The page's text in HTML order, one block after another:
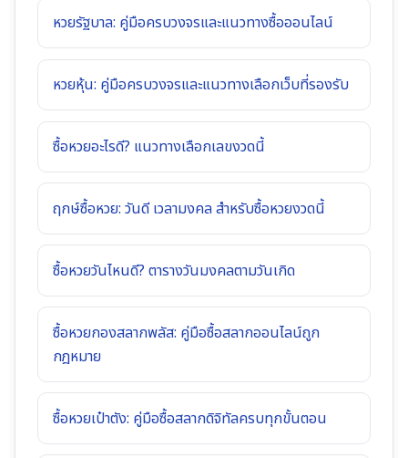
หวยรัฐบาล: คู่มือครบวงจรและแนวทางซื้อออนไลน์
หวยหุ้น: คู่มือครบวงจรและแนวทางเลือกเว็บที่รองรับ
ซื้อหวยอะไรดี? แนวทางเลือกเลขงวดนี้
ฤกษ์ซื้อหวย: วันดี เวลามงคล สำหรับซื้อหวยงวดนี้
ซื้อหวยวันไหนดี? ตารางวันมงคลตามวันเกิด
ซื้อหวยกองสลากพลัส: คู่มือซื้อสลากออนไลน์ถูก
กฎหมาย
ซื้อหวยเป๋าตัง: คู่มือซื้อสลากดิจิทัลครบทุกขั้นตอน